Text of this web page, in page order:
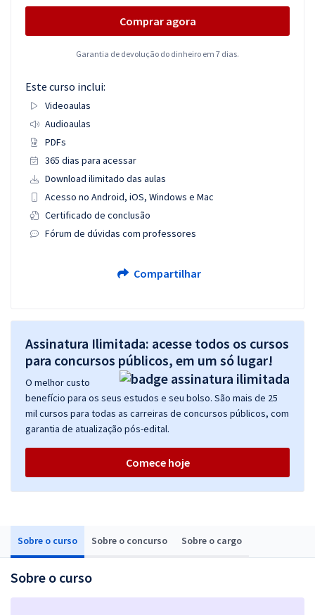
Sobre o curso Sobre o concurso Sobre o cargo
Sobre o curso
Comprar agora
Garantia de devolução do dinheiro em 7 dias.
Este curso inclui:
Videoaulas
Audioaulas
PDFs
365 dias para acessar
Download ilimitado das aulas
Acesso no Android, iOS, Windows e Mac
Certificado de conclusão
Fórum de dúvidas com professores
Compartilhar
Assinatura Ilimitada: acesse todos os cursos
para concursos públicos, em um só lugar!
O melhor custo
benefício para os seus estudos e seu bolso. São mais de 25
mil cursos para todas as carreiras de concursos públicos, com
garantia de atualização pós-edital.
Comece hoje